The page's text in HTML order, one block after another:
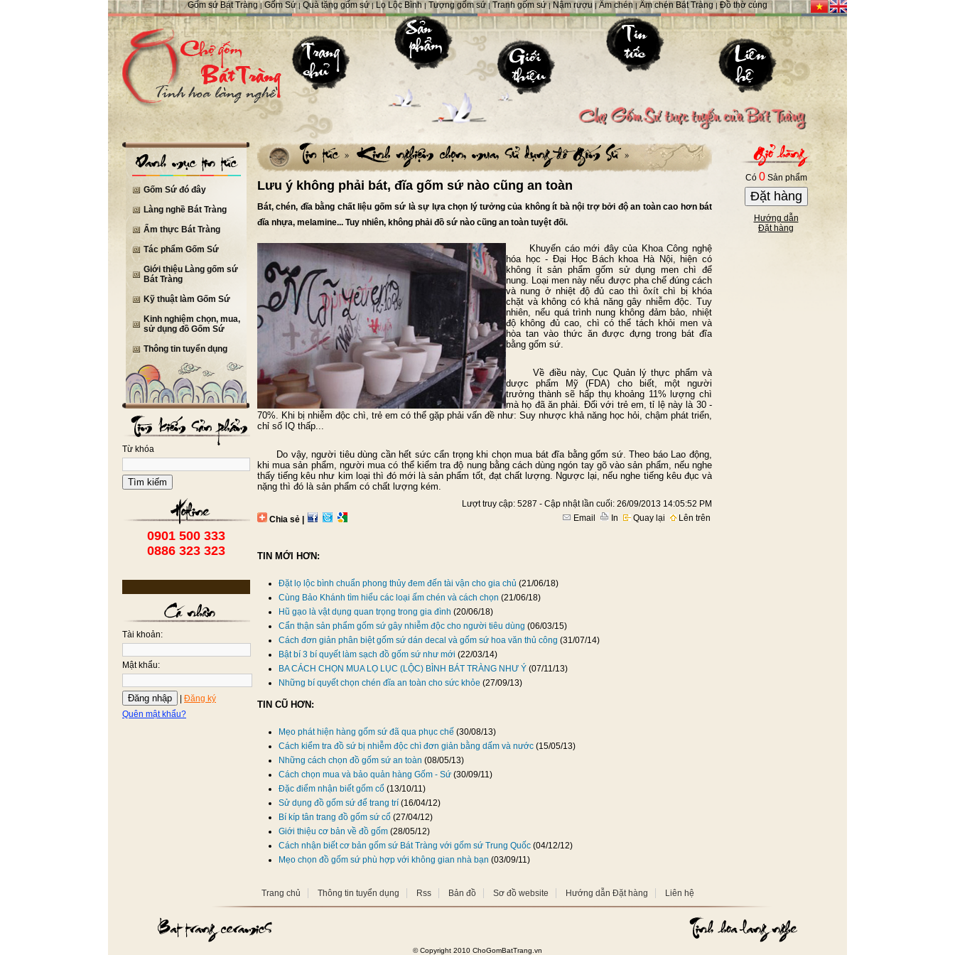
Gốm sứ Bát Tràng | Gốm Sứ | Quà tặng gốm sứ|Lọ Lộc Bình| Tượng gốm sứ |Tranh gốm sứ|Nậm rượu |Ấm chén | Ấm chén Bát Tràng | Đồ thờ cúng
Gốm Sứ đó đây
Làng nghề Bát Tràng
Ẩm thực Bát Tràng
Tác phẩm Gốm Sứ
Giới thiệu Làng gốm sứ
Bát Tràng
Kỹ thuật làm Gốm Sứ
Kinh nghiệm chọn, mua,
sử dụng đồ Gốm Sứ
Thông tin tuyển dụng
Từ khóa
Tìm kiếm
0901 500 333
0886 323 323
Tài khoản:
Mật khẩu:
Đăng nhập
Đăng ký
Quên mật khẩu?
Lưu ý không phải bát, đĩa gốm sứ nào cũng an toàn
Bát, chén, đĩa bằng chất liệu gốm sứ là sự lựa chọn lý tưởng của không ít bà nội trợ bởi độ an toàn cao hơn bát
đĩa nhựa, melamine... Tuy nhiên, không phải đồ sứ nào cũng an toàn tuyệt đối.
Khuyến cáo mới đây của Khoa Công nghệ
hóa học - Đại Học Bách khoa Hà Nội, hiện có
không ít sản phẩm gốm sử dụng men chì để
nung. Loại men này nếu được pha chế đúng cách
và nung ở nhiệt độ đủ cao thì ôxít chì bị khóa
chặt và không có khả năng gây nhiễm độc. Tuy
nhiên, nếu quá trình nung không đảm bảo, nhiệt
độ không đủ cao, chì có thể tách khỏi men và
hòa tan vào thức ăn được đựng trong bát đĩa
bằng gốm sứ.
Về điều này, Cục Quản lý thực phẩm và
dược phẩm Mỹ (FDA) cho biết, một người
trưởng thành sẽ hấp thụ khoảng 11% lượng chì
mà họ đã ăn phải. Đối với trẻ em, tỉ lệ này là 30 -
70%. Khi bị nhiễm độc chì, trẻ em có thể gặp phải vấn đề như: Suy nhược khả năng học hỏi, chậm phát triển,
chỉ số IQ thấp...
Do vậy, người tiêu dùng cần hết sức cẩn trọng khi chọn mua bát đĩa bằng gốm sứ. Theo báo Lao động,
khi mua sản phẩm, người mua có thể kiểm tra độ nung bằng cách dùng ngón tay gõ vào sản phẩm, nếu nghe
thấy tiếng kêu như kim loại thì đó mới là sản phẩm tốt, đạt chất lượng. Ngược lại, nếu nghe tiếng kêu đục và
nặng thì đó là sản phẩm có chất lượng kém.
Lượt truy cập: 5287 - Cập nhật lần cuối: 26/09/2013 14:05:52 PM
Chia sẻ |
Email In Quay lại Lên trên
TIN MỚI HƠN:
Đặt lọ lộc bình chuẩn phong thủy đem đến tài vận cho gia chủ (21/06/18)
Cùng Bảo Khánh tìm hiểu các loại ấm chén và cách chọn (21/06/18)
Hũ gạo là vật dụng quan trọng trong gia đình (20/06/18)
Cẩn thận sản phẩm gốm sứ gây nhiễm độc cho người tiêu dùng (06/03/15)
Cách đơn giản phân biệt gốm sứ dán decal và gốm sứ hoa văn thủ công (31/07/14)
Bật bí 3 bí quyết làm sạch đồ gốm sứ như mới (22/03/14)
BA CÁCH CHỌN MUA LỌ LỤC (LỘC) BÌNH BÁT TRÀNG NHƯ Ý (07/11/13)
Những bí quyết chọn chén đĩa an toàn cho sức khỏe (27/09/13)
TIN CŨ HƠN:
Mẹo phát hiện hàng gốm sứ đã qua phục chế (30/08/13)
Cách kiểm tra đồ sứ bị nhiễm độc chì đơn giản bằng dấm và nước (15/05/13)
Những cách chọn đồ gốm sứ an toàn (08/05/13)
Cách chọn mua và bảo quản hàng Gốm - Sứ (30/09/11)
Đặc điểm nhận biết gốm cổ (13/10/11)
Sử dụng đồ gốm sứ để trang trí (16/04/12)
Bí kíp tân trang đồ gốm sứ cổ (27/04/12)
Giới thiệu cơ bản về đồ gốm (28/05/12)
Cách nhận biết cơ bản gốm sứ Bát Tràng với gốm sứ Trung Quốc (04/12/12)
Mẹo chọn đồ gốm sứ phù hợp với không gian nhà bạn (03/09/11)
Có 0Sản phẩm
Đặt hàng
Hướng dẫn
Đặt hàng
Trang chủ Thông tin tuyển dụng Rss Bản đồ Sơ đồ website Hướng dẫn Đặt hàng Liên hệ
©Copyright 2010 ChoGomBatTrang.vn